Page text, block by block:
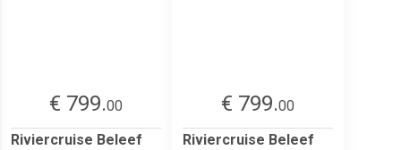
€ 799.00
Riviercruise Beleef
€ 799.00
Riviercruise Beleef